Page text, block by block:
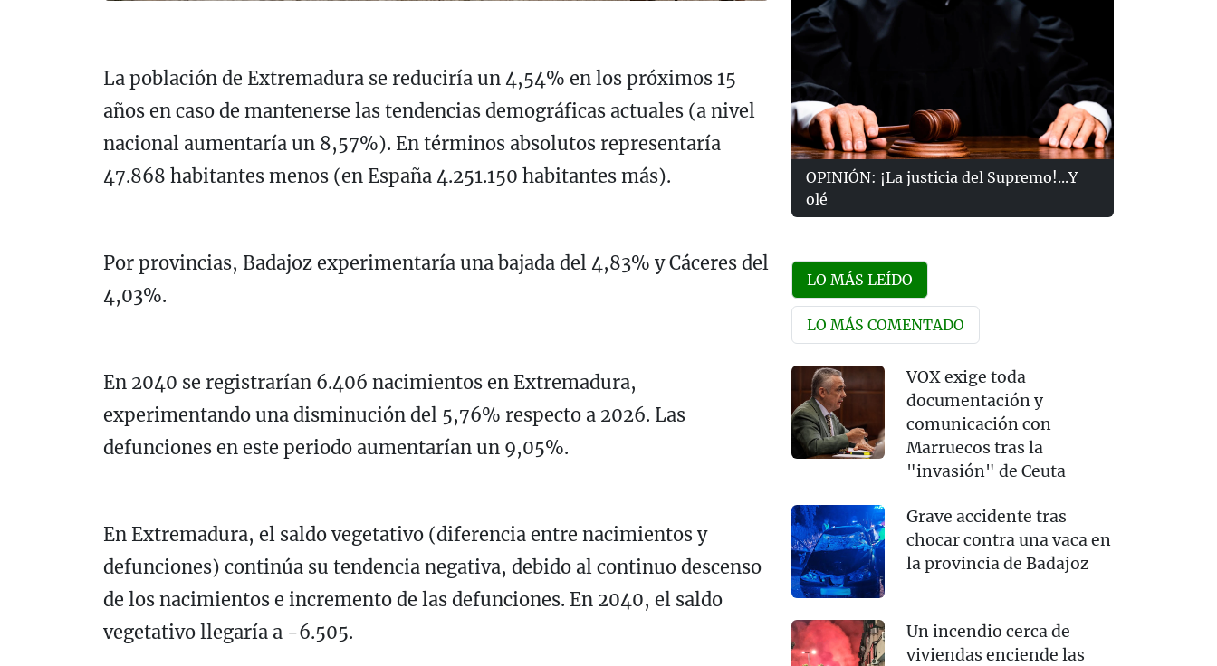
La población de Extremadura se reduciría un 4,54% en los próximos 15
años en caso de mantenerse las tendencias demográficas actuales (a nivel
nacional aumentaría un 8,57%). En términos absolutos representaría
47.868 habitantes menos (en España 4.251.150 habitantes más).
Por provincias, Badajoz experimentaría una bajada del 4,83% y Cáceres del
4,03%.
En 2040 se registrarían 6.406 nacimientos en Extremadura,
experimentando una disminución del 5,76% respecto a 2026. Las
defunciones en este periodo aumentarían un 9,05%.
En Extremadura, el saldo vegetativo (diferencia entre nacimientos y
defunciones) continúa su tendencia negativa, debido al continuo descenso
de los nacimientos e incremento de las defunciones. En 2040, el saldo
vegetativo llegaría a -6.505.
OPINIÓN: ¡La justicia del Supremo!...Y
olé
LO MÁS LEÍDO
LO MÁS COMENTADO
VOX exige toda
documentación y
comunicación con
Marruecos tras la
"invasión" de Ceuta
Grave accidente tras
chocar contra una vaca en
la provincia de Badajoz
Un incendio cerca de
viviendas enciende las